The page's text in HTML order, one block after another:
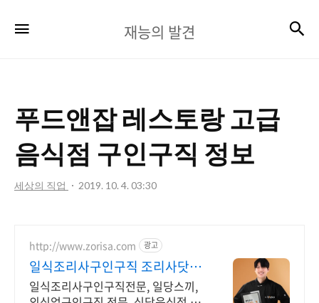
능
견
재능의 발견
푸드앤잡 레스토랑 고급
음식점 구인구직 정보
세상의 직업 2019. 10. 4. 03:30
http://www.zorisa.com 광고
일식조리사구인구직 조리사닷컴
일식조리사구인구직
일식조리사구인구직전문, 일당스끼,